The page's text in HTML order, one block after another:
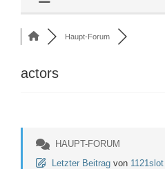
Haupt-Forum
actors
HAUPT-FORUM
Letzter Beitrag von 1121slot